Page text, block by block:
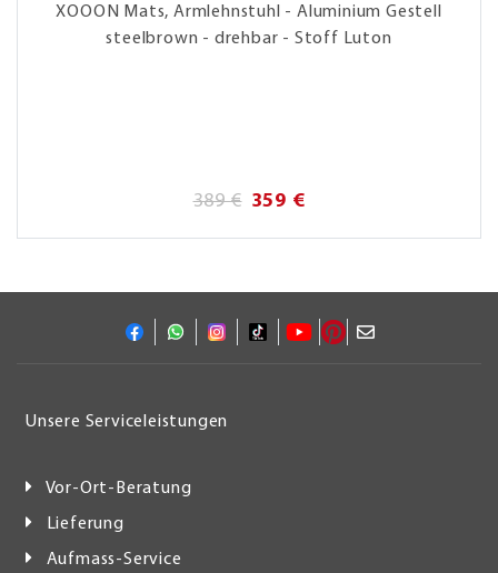
XOOON Mats, Armlehnstuhl - Aluminium Gestell
steelbrown - drehbar - Stoff Luton
389 € 359 €
Unsere Serviceleistungen
Vor-Ort-Beratung
Lieferung
Aufmass-Service